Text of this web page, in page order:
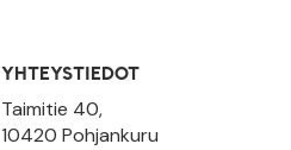
YHTEYSTIEDOT
Taimitie 40,
10420 Pohjankuru